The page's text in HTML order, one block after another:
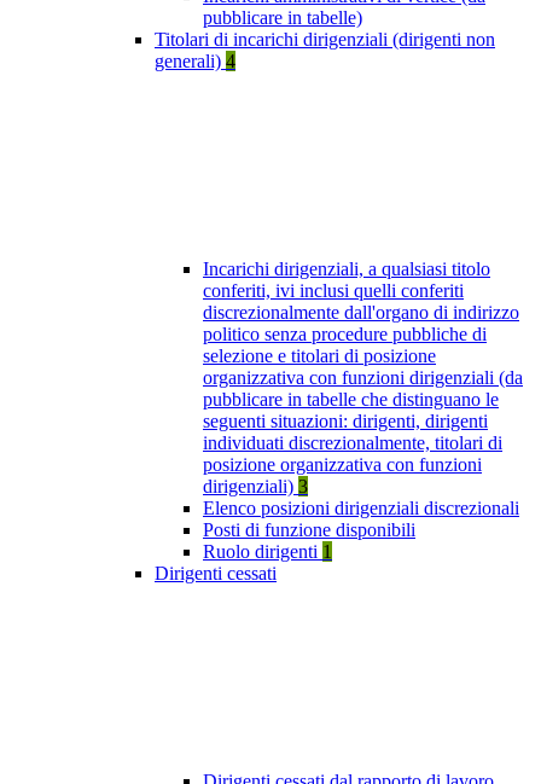
pubblicare in tabelle)
Titolari di incarichi dirigenziali (dirigenti non
generali) 4
Incarichi dirigenziali, a qualsiasi titolo
conferiti, ivi inclusi quelli conferiti
discrezionalmente dall'organo di indirizzo
politico senza procedure pubbliche di
selezione e titolari di posizione
organizzativa con funzioni dirigenziali (da
pubblicare in tabelle che distinguano le
seguenti situazioni: dirigenti, dirigenti
individuati discrezionalmente, titolari di
posizione organizzativa con funzioni
dirigenziali) 3
Elenco posizioni dirigenziali discrezionali
Posti di funzione disponibili
Ruolo dirigenti 1
Dirigenti cessati